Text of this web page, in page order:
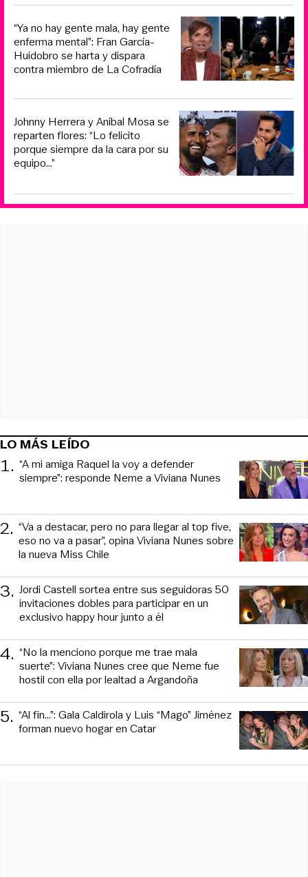
“Ya no hay gente mala, hay gente
enferma mental”: Fran García-
Huidobro se harta y dispara
contra miembro de La Cofradía
Johnny Herrera y Aníbal Mosa se
reparten flores: “Lo felicito
porque siempre da la cara por su
equipo…”
LO MÁS LEÍDO
1. “A mi amiga Raquel la voy a defender
siempre”: responde Neme a Viviana Nunes
2. “Va a destacar, pero no para llegar al top five,
eso no va a pasar”, opina Viviana Nunes sobre
la nueva Miss Chile
3. Jordi Castell sortea entre sus seguidoras 50
invitaciones dobles para participar en un
exclusivo happy hour junto a él
4. “No la menciono porque me trae mala
suerte”: Viviana Nunes cree que Neme fue
hostil con ella por lealtad a Argandoña
5. “Al fin…”: Gala Caldirola y Luis “Mago” Jiménez
forman nuevo hogar en Catar